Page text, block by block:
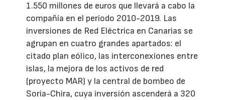
1.550 millones de euros que llevará a cabo la
compañía en el período 2010-2019. Las
inversiones de Red Eléctrica en Canarias se
agrupan en cuatro grandes apartados: el
citado plan eólico, las interconexiones entre
islas, la mejora de los activos de red
(proyecto MAR) y la central de bombeo de
Soria-Chira, cuya inversión ascenderá a 320